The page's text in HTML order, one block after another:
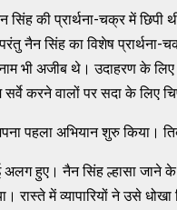
सिंह की प्रार्थना-चक्र में छिपी
नैन सिंह का विशेष
भी अजीब थे। उदाहरण के
सर्वे करने वालों पर सदा के लिए
पहला अभियान शुरु किया।
अलग हुए। नैन सिंह ल्हासा जाने
रास्ते में व्यापारियों ने उसे